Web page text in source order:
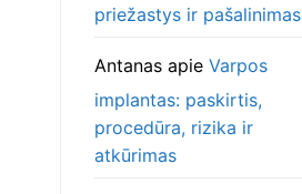
priežastys ir pašalinimas
Antanasapie Varpos
implantas: paskirtis,
procedūra, rizika ir
atkūrimas